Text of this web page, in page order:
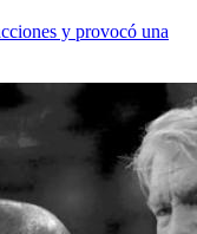
y provocó una